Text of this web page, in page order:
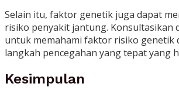
Selain itu, faktor genetik juga dapat
risiko penyakit jantung. Konsultasikan
untuk memahami faktor risiko genetik
langkah pencegahan yang tepat yang
Kesimpulan